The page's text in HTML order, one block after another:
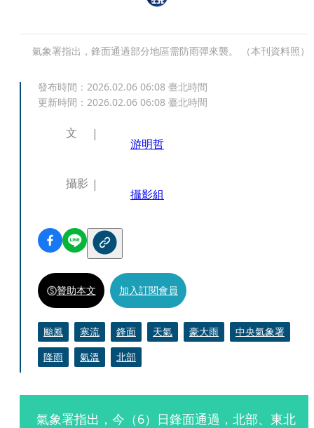
氣象署指出，鋒面通過部分地區需防雨彈來襲。 （本刊資料照）
發布時間： 2026.02.06 06:08 臺北時間
更新時間： 2026.02.06 06:08 臺北時間
文
游明哲
攝影
攝影組
贊助本文 加入訂閱會員
颱風 寒流 鋒面 天氣 豪大雨
中央氣象署
降雨
氣溫 北部
氣象署指出，今（6）日鋒面通過，北部、東北